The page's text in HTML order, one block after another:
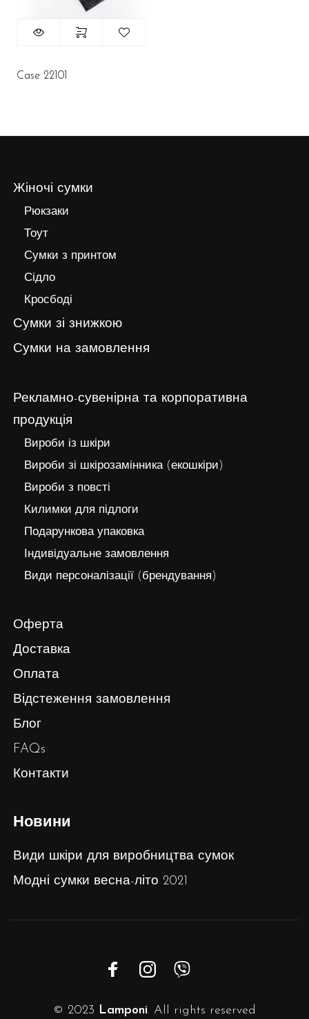
Case 22101
Жіночі сумки
Рюкзаки
Тоут
Сумки з принтом
Сідло
Кросбоді
Сумки зі знижкою
Сумки на замовлення
Рекламно-сувенірна та корпоративна
продукція
Вироби із шкіри
Вироби зі шкірозамінника (екошкіри)
Вироби з повсті
Килимки для підлоги
Подарункова упаковка
Індивідуальне замовлення
Види персоналізації (брендування)
Оферта
Доставка
Оплата
Відстеження замовлення
Блог
FAQs
Контакти
Новини
Види шкіри для виробництва сумок
Модні сумки весна-літо 2021
© 2023 Lamponi. All rights reserved